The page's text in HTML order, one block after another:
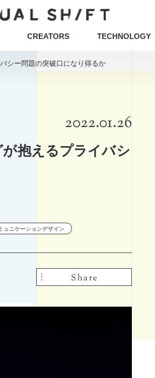
CREATORS TECHNOLOGY
ワードから検索
ストックフォト アートフォト
タグから検索
地方創生／地域活性
オウンドメディア Webデザイ
シー問題の突破口になり得るか
2022.01.26
抱えるプライバシ
ュニケーションデザイン
ュニケーションデザイン
Share
Share